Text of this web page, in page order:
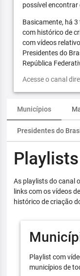
possível encontrar
Basicamente, há
com histórico de
com vídeos
Presidentes do
República
Acesse o canal
Municípios
Presidentes do
Playlists
As playlists do canal
links com os vídeos
histórico de criação
Playlist com
municípios de